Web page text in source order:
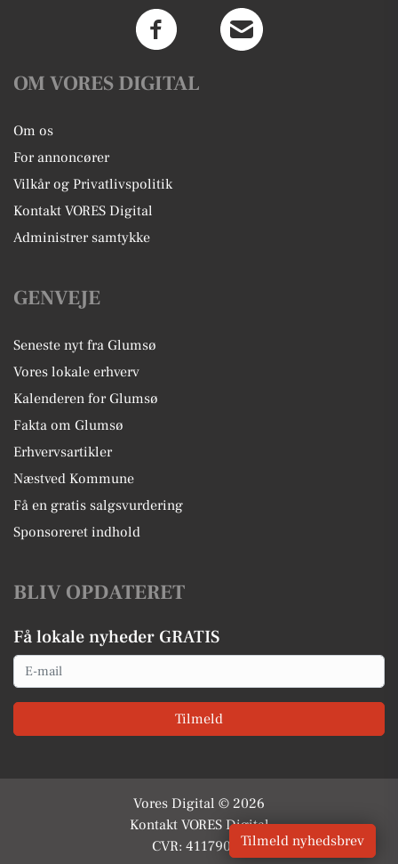
OM VORES DIGITAL
Om os
For annoncører
Vilkår og Privatlivspolitik
Kontakt VORES Digital
Administrer samtykke
GENVEJE
Seneste nyt fra Glumsø
Vores lokale erhverv
Kalenderen for Glumsø
Fakta om Glumsø
Erhvervsartikler
Næstved Kommune
Få en gratis salgsvurdering
Sponsoreret indhold
BLIV OPDATERET
Få lokale nyheder GRATIS
Email
Tilmeld
Vores Digital © 2026
Kontakt VORES Digital
CVR: 41179082Tilmeld nyhedsbrev